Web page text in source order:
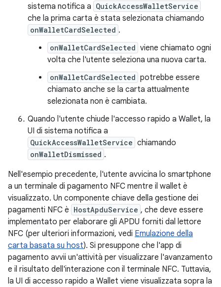
sistema notifica a QuickAccessWalletService
che la prima carta è stata selezionata chiamando
onWalletCardSelected .
onWalletCardSelected viene chiamato ogni
volta che l'utente seleziona una nuova carta.
onWalletCardSelected potrebbe essere
chiamato anche se la carta attualmente
selezionata non è cambiata.
Quando l'utente chiude l'accesso rapido a Wallet, la
UI di sistema notifica a
QuickAccessWalletService chiamando
onWalletDismissed .
Nell'esempio precedente, l'utente avvicina lo smartphone
a un terminale di pagamento NFC mentre il wallet è
visualizzato. Un componente chiave della gestione dei
pagamenti NFC è HostApduService , che deve essere
implementato per elaborare gli APDU forniti dal lettore
NFC (per ulteriori informazioni, vedi Emulazione della
carta basata su host). Si presuppone che l'app di
pagamento avvii un'attività per visualizzare l'avanzamento
e il risultato dell'interazione con il terminale NFC. Tuttavia,
la UI di accesso rapido a Wallet viene visualizzata sopra la